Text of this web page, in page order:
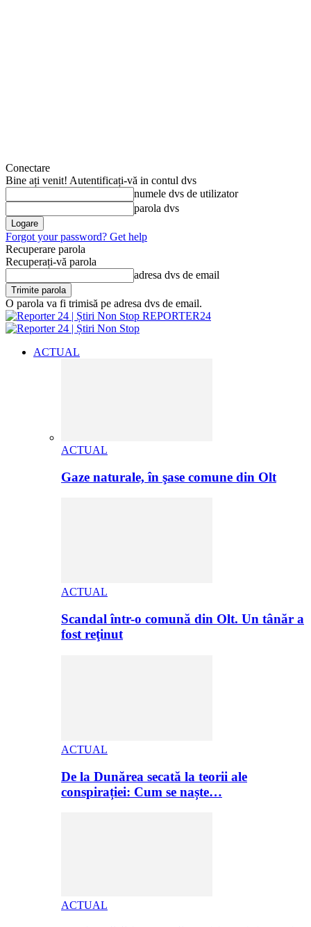
Conectare
Bine ați venit! Autentificați-vă in contul dvs
numele dvs de utilizator
parola dvs
Forgot your password? Get help
Recuperare parola
Recuperați-vă parola
adresa dvs de email
O parola va fi trimisă pe adresa dvs de email.
REPORTER24
ACTUAL
ACTUAL
Gaze naturale, în şase comune din Olt
ACTUAL
Scandal într-o comună din Olt. Un tânăr a
fost reţinut
ACTUAL
De la Dunărea secată la teorii ale
conspirației: Cum se naște…
ACTUAL